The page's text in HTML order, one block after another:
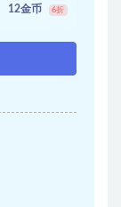
12金币 6折